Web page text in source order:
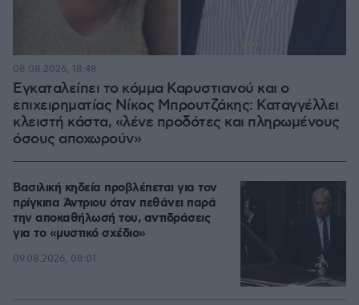
Εγκαταλείπει το κόμμα Καρυστιανού και ο
επιχειρηματίας Νίκος Μπρουτζάκης: Καταγγέλλει
κλειστή κάστα, «λένε προδότες και πληρωμένους
όσους αποχωρούν»
08.08.2026, 18:48
Βασιλική κηδεία προβλέπεται για τον
πρίγκιπα Άντριου όταν πεθάνει παρά
την αποκαθήλωσή του, αντιδράσεις
για το «μυστικό σχέδιο»
09.08.2026, 08:01